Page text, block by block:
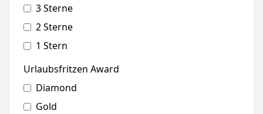
3 Sterne
2 Sterne
1 Stern
Urlaubsfritzen Award
Diamond
Gold